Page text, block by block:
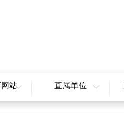
站
员会
直属单位
自治区教育考试院